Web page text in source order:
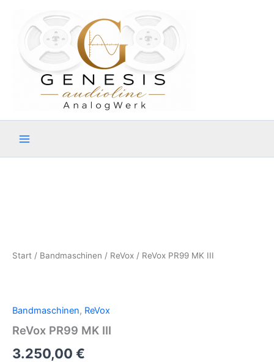
springen
Start / Bandmaschinen / ReVox / ReVox PR99 MK III
Bandmaschinen, ReVox
ReVox PR99 MK III
3.250,00 €